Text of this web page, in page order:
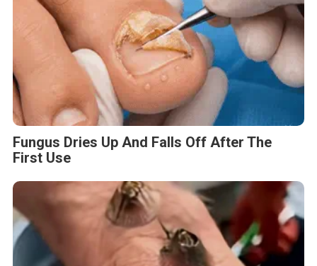
Fungus Dries Up And Falls Off After The
First Use